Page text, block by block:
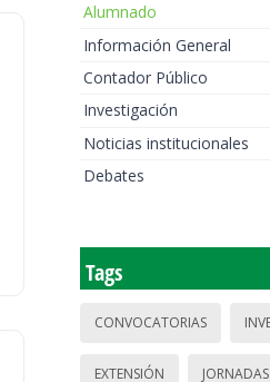
Alumnado
Información General
Contador Público
Investigación
Noticias institucionales
Debates
Tags
CONVOCATORIAS
EXTENSIÓN JORNADAS